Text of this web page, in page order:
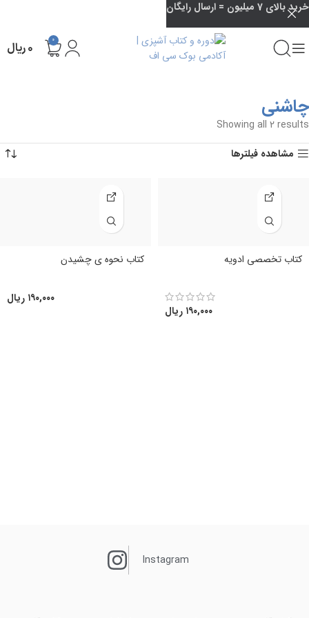
0 ۰ریال
چاشنی
Showing all 2 results
مشاهده فیلترها
کتاب تخصصی ادویه
۱۹۰,۰۰۰ ریال
کتاب نحوه ی چشیدن
۱۹۰,۰۰۰ ریال
Instagram
خرید بالای 7 میلیون = ارسال رایگان